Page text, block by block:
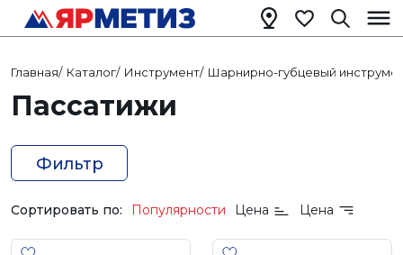
Главная/ Каталог/ Инструмент/ Шарнирно-губцевый
Пассатижи
Фильтр
Сортировать по: Популярности Цена Цена